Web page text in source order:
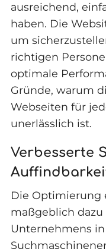
ausreichend,
haben. Die
um
richtigen
optimale
Gründe, warum
Webseiten für
unerlässlich ist.
Verbesserte
Die Optimierung
maßgeblich
Unternehmens